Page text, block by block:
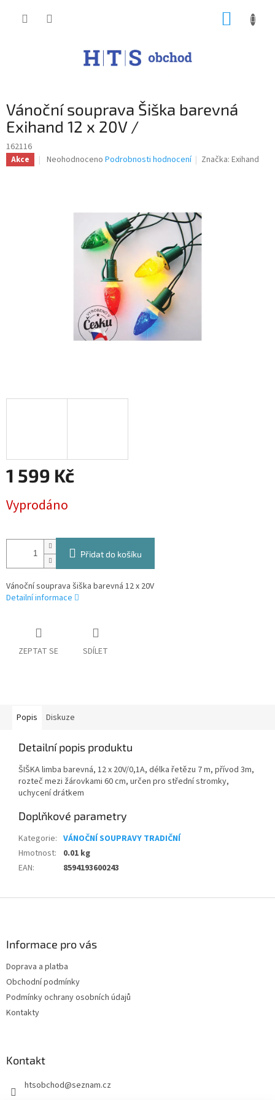
Vánoční souprava Šiška barevná
Exihand 12 x 20V /
162116
Akce
Průměrné
hvězdiček.
Neohodnoceno Podrobnosti hodnocení Značka:Exihand
1 599 Kč
cena:
Vyprodáno
Přidat do košíku
Vánoční souprava šiška barevná 12 x 20V
Detailní informace
ZEPTAT SE SDÍLET
Popis Diskuze
Detailní popis produktu
ŠIŠKA limba barevná, 12 x 20V/0,1A, délka řetězu 7 m, přívod 3m,
rozteč mezi žárovkami 60 cm, určen pro střední stromky,
uchycení drátkem
Doplňkové parametry
Kategorie: VÁNOČNÍ SOUPRAVY TRADIČNÍ
Hmotnost:
0.01 kg
EAN: 8594193600243
Informace pro vás
Doprava a platba
Obchodní podmínky
Podmínky ochrany osobních údajů
Kontakty
Kontakt
htsobchod@seznam.cz